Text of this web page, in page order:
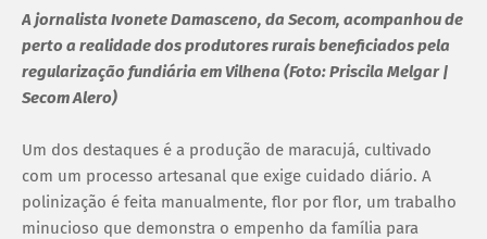
A jornalista Ivonete Damasceno, da Secom, acompanhou de
perto a realidade dos produtores rurais beneficiados pela
regularização fundiária em Vilhena (Foto: Priscila Melgar |
Secom Alero)
Um dos destaques é a produção de maracujá, cultivado
com um processo artesanal que exige cuidado diário. A
polinização é feita manualmente, flor por flor, um trabalho
minucioso que demonstra o empenho da família para